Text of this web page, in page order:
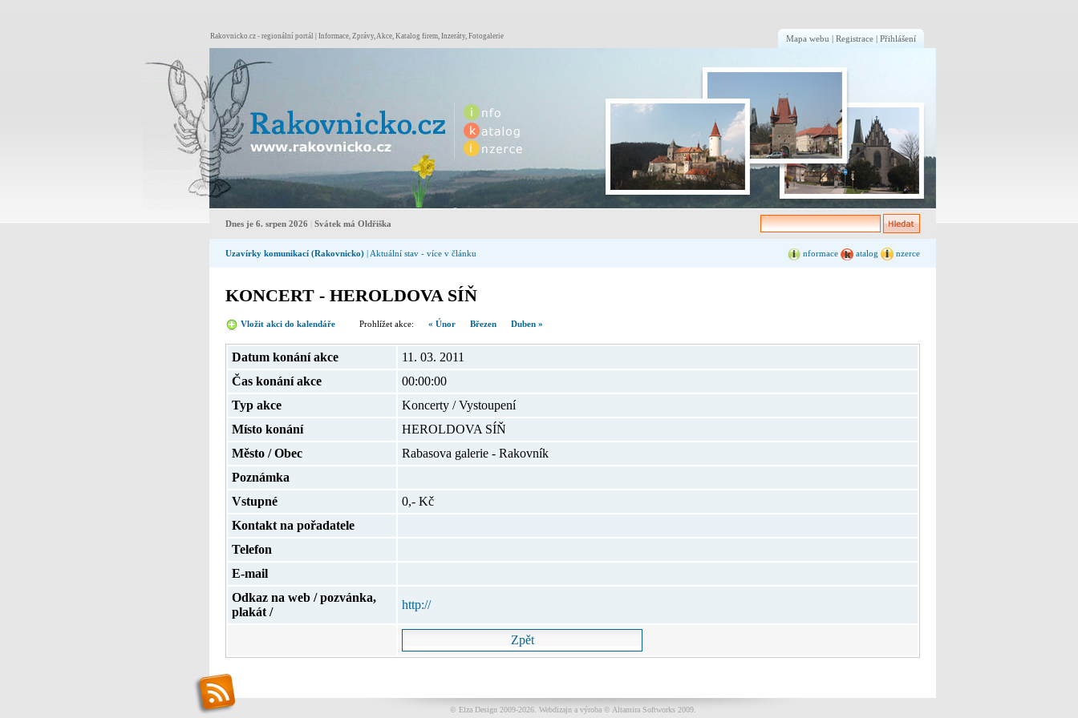
Mapa webu | Registrace | Přihlášení
Rakovnicko.cz - regionální portál | Informace, Zprávy, Akce, Katalog firem, Inzeráty, Fotogalerie
Dnes je 6. srpen 2026 Svátek má Oldřiška
Uzavírky komunikací (Rakovnicko) | Aktuální stav - více v článku nformace atalog nzerce
KONCERT - HEROLDOVA SÍŇ
Vložit akci do kalendáře Prohlížet akce: « Únor Březen Duben »
Datum konání akce
11. 03. 2011
Čas konání akce
00:00:00
Typ akce
Koncerty / Vystoupení
Místo konání
HEROLDOVA SÍŇ
Město / Obec
Rabasova galerie - Rakovník
Poznámka
Vstupné
0,- Kč
Kontakt na pořadatele
Telefon
E-mail
Odkaz na web / pozvánka,
plakát /
http://
© Elza Design 2009-2026. Webdizajn a výroba © Altamira Softworks 2009.